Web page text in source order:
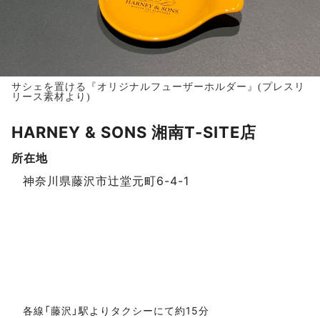
サシェを置ける『オリジナルフューザーホルダー』(プレスリ
リース素材より)
スポットデータ
HARNEY & SONS 湘南T-SITE店
所在地
神奈川県藤沢市辻堂元町6-4-1
各線「藤沢」駅よりタクシーにて約15分